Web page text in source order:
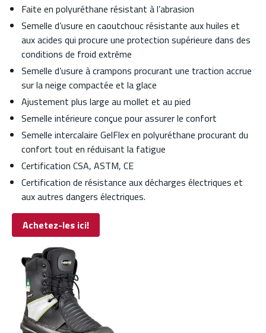
Faite en polyuréthane résistant à l’abrasion
Semelle d’usure en caoutchouc résistante aux huiles et
aux acides qui procure une protection supérieure dans des
conditions de froid extrême
Semelle d’usure à crampons procurant une traction accrue
sur la neige compactée et la glace
Ajustement plus large au mollet et au pied
Semelle intérieure conçue pour assurer le confort
Semelle intercalaire GelFlex en polyuréthane procurant du
confort tout en réduisant la fatigue
Certification CSA, ASTM, CE
Certification de résistance aux décharges électriques et
aux autres dangers électriques.
Achetez-les ici!